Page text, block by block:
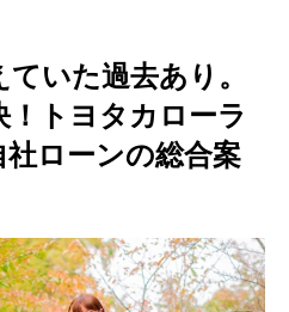
いた過去あり。
！トヨタカローラ
ローンの総合案